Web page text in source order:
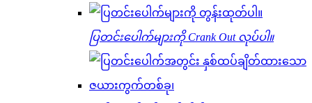
ပြတင်းပေါက်များကို Crank Out လုပ်ပါ။